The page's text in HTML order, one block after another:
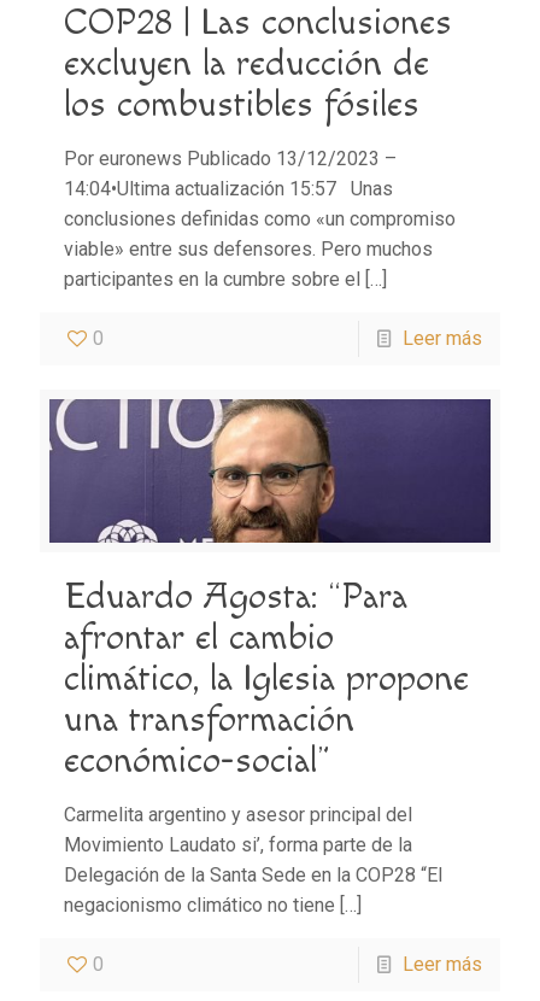
COP28 | Las conclusiones
excluyen la reducción de
los combustibles fósiles
Por euronews Publicado 13/12/2023 –
14:04•Ultima actualización 15:57 Unas
conclusiones definidas como «un compromiso
viable» entre sus defensores. Pero muchos
participantes en la cumbre sobre el
[…]
0 Leer más
Eduardo Agosta: “Para
afrontar el cambio
climático, la Iglesia propone
una transformación
económico-social”
Carmelita argentino y asesor principal del
Movimiento Laudato si’, forma parte de la
Delegación de la Santa Sede en la COP28 “El
negacionismo climático no tiene […]
0 Leer más